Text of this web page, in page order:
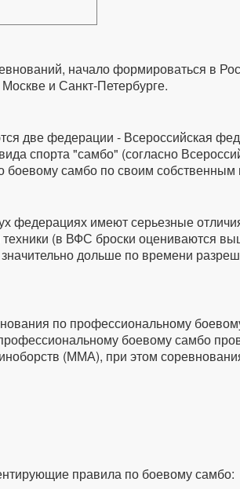
начало формироваться в
и Санкт-Петербурге.
две федерации - Всероссийская
спорта "самбо" (согласно
боевому самбо по своим
федерациях имеют серьезные
(в ВФС броски оцениваются
дольше по времени
по профессиональному
боевому самбо
(ММА), при этом
правила по боевому самбо: